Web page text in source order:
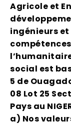
Agricole et
ingénieurs
social est
5 de
08 Lot 25
Pays au
a) Nos